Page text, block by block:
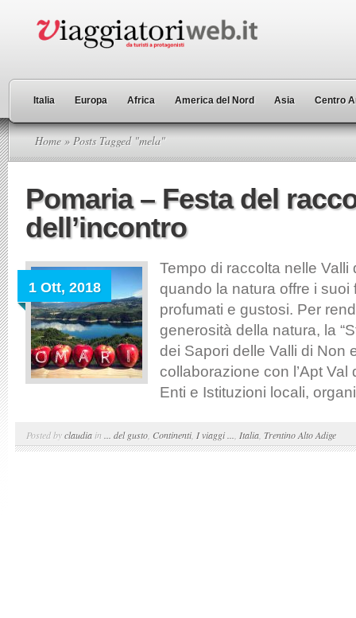
Italia Europa Africa America del Nord Asia Centro
Home » Posts Tagged "mela"
Pomaria – Festa del
dell’incontro
1 Ott, 2018
Tempo di raccolta nelle Valli
quando la natura offre i suoi
profumati e gustosi. Per
generosità della natura, la
dei Sapori delle Valli di Non
collaborazione con l’Apt Val
Enti e Istituzioni locali,
Posted byclaudia in ... del gusto Continenti, I viaggi ... Italia Trentino Alto Adige